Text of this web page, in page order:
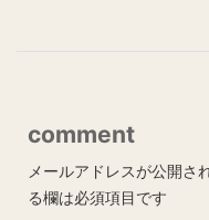
comment
メールアドレスが公開さ
る欄は必須項目です